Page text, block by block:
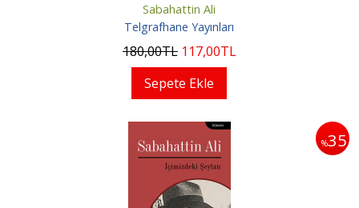
Sabahattin Ali
Telgrafhane Yayınları
180,00TL 117,00TL
Sepete Ekle
%35